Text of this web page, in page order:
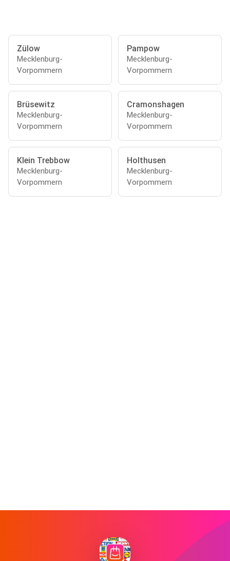
Zülow
Mecklenburg-
Vorpommern
Pampow
Mecklenburg-
Vorpommern
Brüsewitz
Mecklenburg-
Vorpommern
Cramonshagen
Mecklenburg-
Vorpommern
Klein Trebbow
Mecklenburg-
Vorpommern
Holthusen
Mecklenburg-
Vorpommern